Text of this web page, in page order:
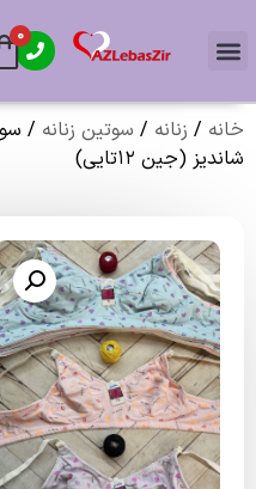
0
/زنانه/سوتین زنانه/ سوتین
(جین ۱۲تایی)